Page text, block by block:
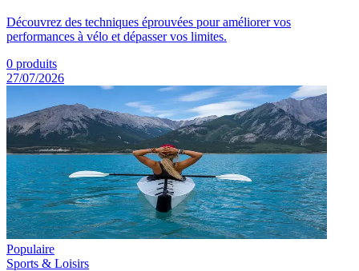
Découvrez des techniques éprouvées pour améliorer vos
performances à vélo et dépasser vos limites.
0 produits
27/07/2026
Populaire
Sports & Loisirs